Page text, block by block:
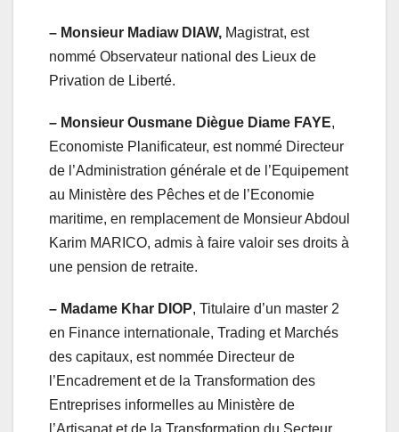
– Monsieur Madiaw DIAW, Magistrat, est
nommé Observateur national des Lieux de
Privation de Liberté.
– Monsieur Ousmane Diègue Diame FAYE,
Economiste Planificateur, est nommé Directeur
de l’Administration générale et de l’Equipement
au Ministère des Pêches et de l’Economie
maritime, en remplacement de Monsieur Abdoul
Karim MARICO, admis à faire valoir ses droits à
une pension de retraite.
– Madame Khar DIOP, Titulaire d’un master 2
en Finance internationale, Trading et Marchés
des capitaux, est nommée Directeur de
l’Encadrement et de la Transformation des
Entreprises informelles au Ministère de
l’Artisanat et de la Transformation du Secteur